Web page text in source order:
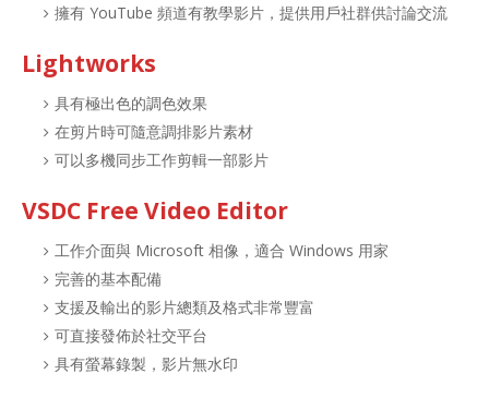
擁有 YouTube 頻道有教學影片，提供用戶社群供討論交流
Lightworks
具有極出色的調色效果
在剪片時可隨意調排影片素材
可以多機同步工作剪輯一部影片
VSDC Free Video Editor
工作介面與 Microsoft 相像，適合 Windows 用家
完善的基本配備
支援及輸出的影片總類及格式非常豐富
可直接發佈於社交平台
具有螢幕錄製，影片無水印